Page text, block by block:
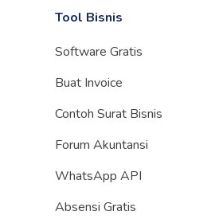
Tool Bisnis
Software Gratis
Buat Invoice
Contoh Surat Bisnis
Forum Akuntansi
WhatsApp API
Absensi Gratis